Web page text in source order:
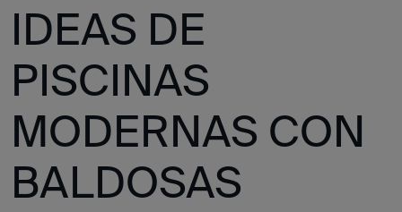
IDEAS DE
PISCINAS
MODERNAS CON
BALDOSAS